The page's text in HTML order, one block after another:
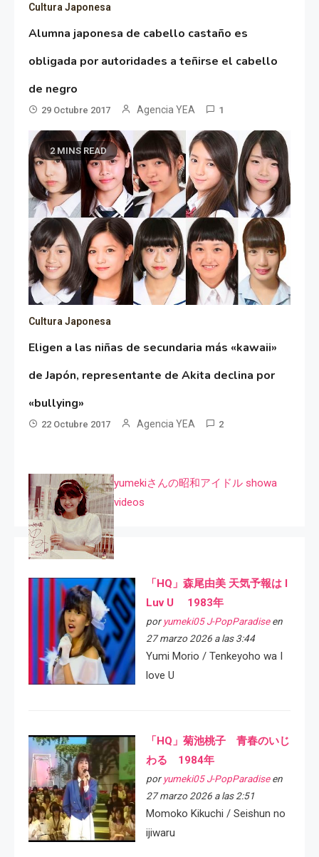
Cultura Japonesa
Alumna japonesa de cabello castaño es
obligada por autoridades a teñirse el cabello
de negro
29 Octubre 2017 Agencia YEA 1
2 MINS READ
Cultura Japonesa
Eligen a las niñas de secundaria más «kawaii»
de Japón, representante de Akita declina por
«bullying»
22 Octubre 2017 Agencia YEA 2
yumekiさんの昭和アイドル showa
videos
「HQ」森尾由美 天気予報は I
Luv U 1983年
por yumeki05 J-PopParadiseen
27 marzo 2026 a las 3:44
Yumi Morio / Tenkeyoho wa I
love U
「HQ」菊池桃子 青春のいじ
わる 1984年
por yumeki05 J-PopParadiseen
27 marzo 2026 a las 2:51
Momoko Kikuchi / Seishun no
ijiwaru